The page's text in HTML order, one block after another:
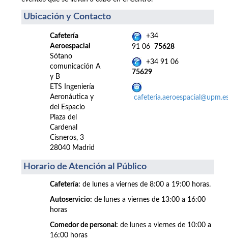
Ubicación y Contacto
Cafetería
Aeroespacial
Sótano
comunicación A
y B
ETS Ingeniería
Aeronáutica y
del Espacio
Plaza del
Cardenal
Cisneros, 3
28040 Madrid
+34
91 06 75628
+34 91 06
75629
Horario de Atención al Público
Cafetería: de lunes a viernes de 8:00 a 19:00 horas.
Autoservicio: de lunes a viernes de 13:00 a 16:00
horas
Comedor de personal: de lunes a viernes de 10:00 a
16:00 horas